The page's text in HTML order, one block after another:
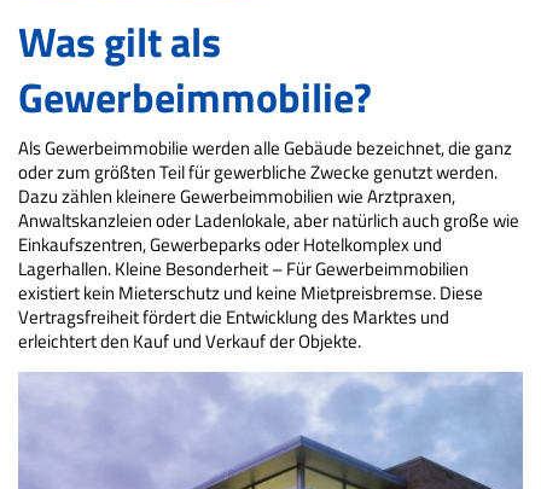
Was gilt als
Gewerbeimmobilie?
Als Gewerbeimmobilie werden alle Gebäude bezeichnet, die ganz
oder zum größten Teil für gewerbliche Zwecke genutzt werden.
Dazu zählen kleinere Gewerbeimmobilien wie Arztpraxen,
Anwaltskanzleien oder Ladenlokale, aber natürlich auch große wie
Einkaufszentren, Gewerbeparks oder Hotelkomplex und
Lagerhallen. Kleine Besonderheit – Für Gewerbeimmobilien
existiert kein Mieterschutz und keine Mietpreisbremse. Diese
Vertragsfreiheit fördert die Entwicklung des Marktes und
erleichtert den Kauf und Verkauf der Objekte.